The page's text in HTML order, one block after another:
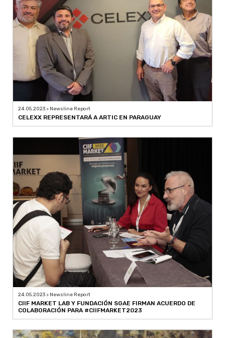
24.05.2023 > Newsline Report
CELEXX REPRESENTARÁ A ARTIC EN PARAGUAY
24.05.2023 > Newsline Report
CIIF MARKET LAB Y FUNDACIÓN SGAE FIRMAN ACUERDO DE
COLABORACIÓN PARA #CIIFMARKET2023